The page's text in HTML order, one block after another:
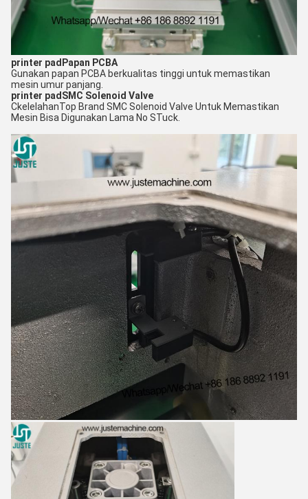
printer pad Papan PCBA
Gunakan papan PCBA berkualitas tinggi untuk memastikan
mesin umur panjang.
printer pad SMC Solenoid Valve
CkelelahanTop Brand SMC Solenoid Valve Untuk Memastikan
Mesin Bisa Digunakan Lama No STuck.